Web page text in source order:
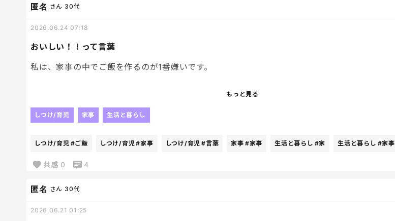
おいしい！！って言葉
匿名 さん 30代
2026.06.24 07:18
私は、家事の中でご飯を作るのが1番嫌いです。
だけど、子供達が毎日おいしい！！って言ってくれるから、その言葉だけで頑張れてます！！！
やっぱり、言葉って大事。
伝えてくれてありがとう、我が子たちよ。
もっと見る
しつけ/育児 家事 生活と暮らし
しつけ/育児 #ご飯 しつけ/育児#家事 しつけ/育児 #言葉 家事 #家事 生活と暮らし #家 生活と暮らし #家事
共感 0 4
匿名 さん 30代
2026.06.21 01:25